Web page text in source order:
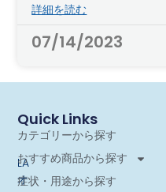
詳細を読む
07/14/2023
LA
オ
Quick Links
カテゴリーから探す
おすすめ商品から探す
症状・用途から探す